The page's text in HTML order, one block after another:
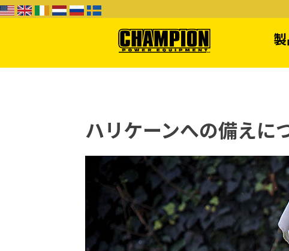
generator
販売店様向け
ハリケーンへの備えに